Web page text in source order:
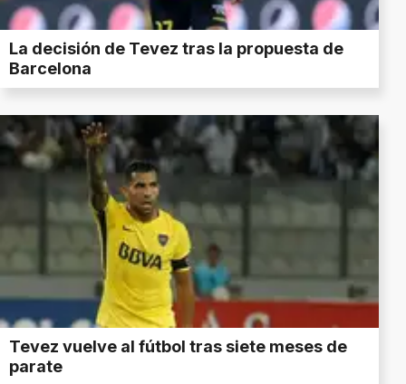
La decisión de Tevez tras la propuesta de
Barcelona
Tevez vuelve al fútbol tras siete meses de
parate